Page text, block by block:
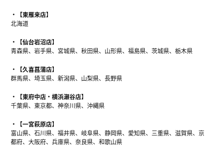
【東雁来店】
北海道
【仙台岩沼店】
青森県、岩手県、宮城県、秋田県、山形県、福島県、茨城県、栃木県
【久喜菖蒲店】
群馬県、埼玉県、新潟県、山梨県、長野県
【東府中店・横浜瀬谷店】
千葉県、東京都、神奈川県、沖縄県
【一宮萩原店】
富山県、石川県、福井県、岐阜県、静岡県、愛知県、三重県、滋賀県、京
都府、大阪府、兵庫県、奈良県、和歌山県